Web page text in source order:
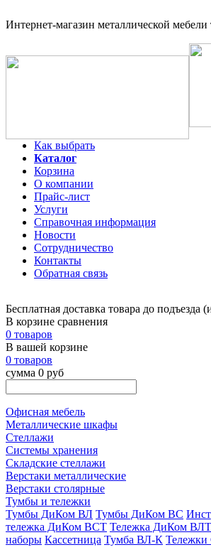
Интернет-магазин металлической
Как выбрать
Каталог
Корзина
О компании
Прайс-лист
Услуги
Справочная информация
Новости
Сотрудничество
Контакты
Обратная связь
Бесплатная доставка товара до
В корзине сравнения
0 товаров
В вашей корзине
0 товаров
сумма 0 руб
Офисная мебель
Металлические шкафы
Стеллажи
Системы хранения
Складские стеллажи
Верстаки металлические
Верстаки столярные
Тумбы и тележки
Тумбы ДиКом ВЛ Тумбы ДиКом ВС
тележка ДиКом ВСТ Тележка ДиКом ВЛТ
наборы Кассетница Тумба ВЛ-К Тележки